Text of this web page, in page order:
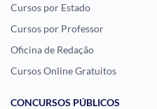
Cursos por Estado
Cursos por Professor
Oficina de Redação
Cursos Online Gratuitos
CONCURSOS PÚBLICOS